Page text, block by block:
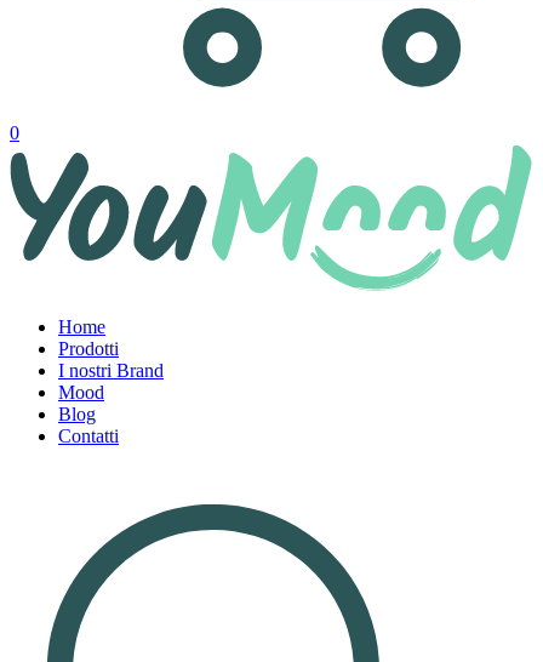
0
Home
Prodotti
I nostri Brand
Mood
Blog
Contatti